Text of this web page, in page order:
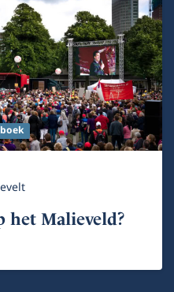
het Malieveld?